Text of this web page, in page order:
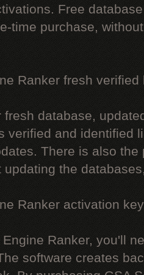
Free
time purchase,
Ranker fresh verified
fresh database,
verified and identified
There is also
updating the
Ranker activation key
Ranker, you'll
software creates